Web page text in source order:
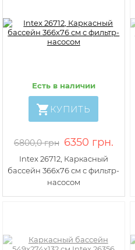
Есть в наличии
КУПИТЬ
6800,0 грн 6350 грн.
Intex 26712, Каркасный
бассейн 366х76 см с фильтр-
насосом